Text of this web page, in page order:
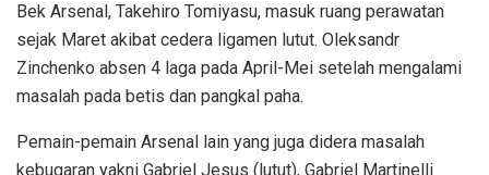
Bek Arsenal, Takehiro Tomiyasu, masuk ruang perawatan
sejak Maret akibat cedera ligamen lutut. Oleksandr
Zinchenko absen 4 laga pada April-Mei setelah mengalami
masalah pada betis dan pangkal paha.
Pemain-pemain Arsenal lain yang juga didera masalah
kebugaran yakni Gabriel Jesus (lutut), Gabriel Martinelli